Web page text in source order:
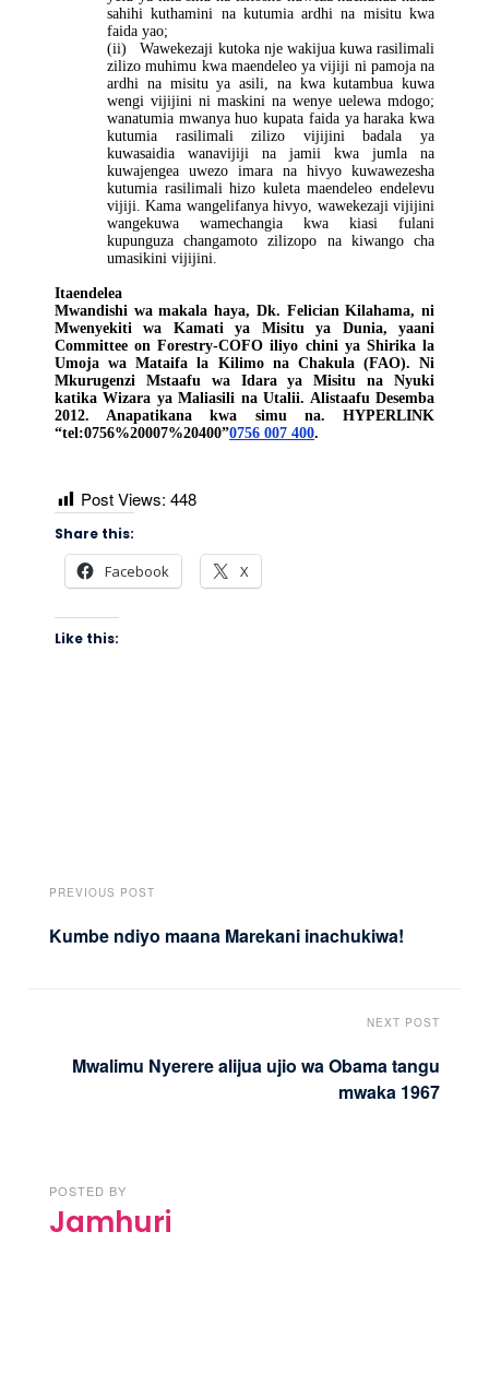
sahihi kuthamini na kutumia ardhi na misitu kwa
faida yao;
(ii) Wawekezaji kutoka nje wakijua kuwa rasilimali
zilizo muhimu kwa maendeleo ya vijiji ni pamoja na
ardhi na misitu ya asili, na kwa kutambua kuwa
wengi vijijini ni maskini na wenye uelewa mdogo;
wanatumia mwanya huo kupata faida ya haraka kwa
kutumia rasilimali zilizo vijijini badala ya
kuwasaidia wanavijiji na jamii kwa jumla na
kuwajengea uwezo imara na hivyo kuwawezesha
kutumia rasilimali hizo kuleta maendeleo endelevu
vijiji. Kama wangelifanya hivyo, wawekezaji vijijini
wangekuwa wamechangia kwa kiasi fulani
kupunguza changamoto zilizopo na kiwango cha
umasikini vijijini.
Itaendelea
Mwandishi wa makala haya, Dk. Felician Kilahama, ni
Mwenyekiti wa Kamati ya Misitu ya Dunia, yaani
Committee on Forestry-COFO iliyo chini ya Shirika la
Umoja wa Mataifa la Kilimo na Chakula (FAO). Ni
Mkurugenzi Mstaafu wa Idara ya Misitu na Nyuki
katika Wizara ya Maliasili na Utalii. Alistaafu Desemba
2012. Anapatikana kwa simu na. HYPERLINK
“tel:0756%20007%20400”0756 007 400.
Post Views: 448
Share this:
Facebook X
Like this:
PREVIOUS POST
Kumbe ndiyo maana Marekani inachukiwa!
NEXT POST
Mwalimu Nyerere alijua ujio wa Obama tangu
mwaka 1967
POSTED BY
Jamhuri